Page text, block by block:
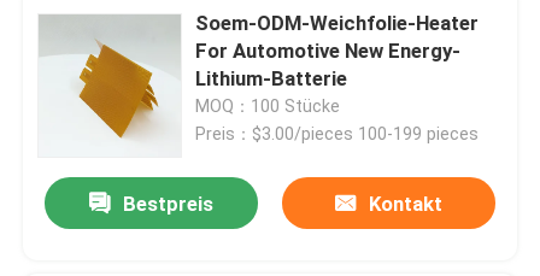
Soem-ODM-Weichfolie-Heater
For Automotive New Energy-
Lithium-Batterie
MOQ：100 Stücke
Preis：$3.00/pieces 100-199 pieces
Bestpreis Kontakt